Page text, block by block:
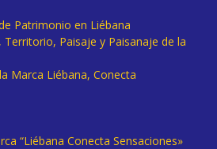
Patrimonio en Liébana
Territorio, Paisaje y Paisanaje de la
Marca Liébana, Conecta
“Liébana Conecta Sensaciones»